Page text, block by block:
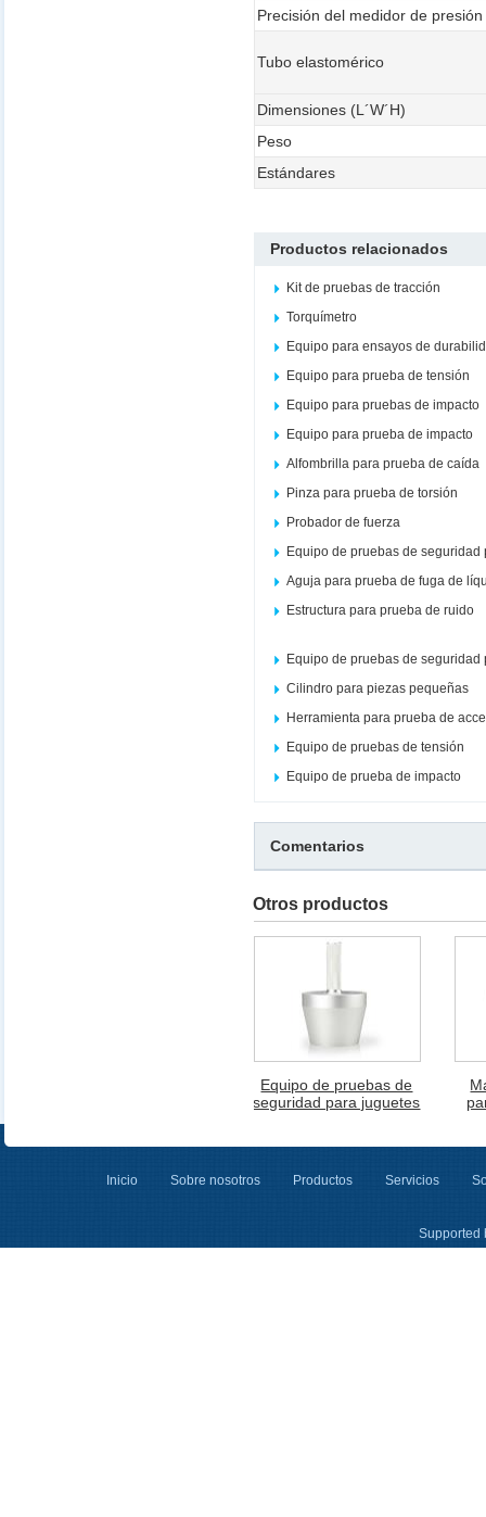
Precisión del medidor de presión
Tubo elastomérico
Dimensiones (L´W´H)
Peso
Estándares
Productos relacionados
Kit de pruebas de tracción
Torquímetro
Equipo para ensayos de
Equipo para prueba de tensión
Equipo para pruebas de impacto
Equipo para prueba de impacto
Alfombrilla para prueba de caída
Pinza para prueba de torsión
Probador de fuerza
Equipo de pruebas de seguridad
Aguja para prueba de fuga de
Estructura para prueba de ruido
Equipo de pruebas de seguridad
Cilindro para piezas pequeñas
Herramienta para prueba de
Equipo de pruebas de tensión
Equipo de prueba de impacto
Comentarios
Otros productos
Equipo de pruebas de
seguridad para juguetes
Inicio Sobre nosotros Productos Servicios
Supported